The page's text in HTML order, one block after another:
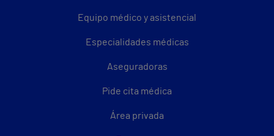
Equipo médico y asistencial
Especialidades médicas
Aseguradoras
Pide cita médica
Área privada